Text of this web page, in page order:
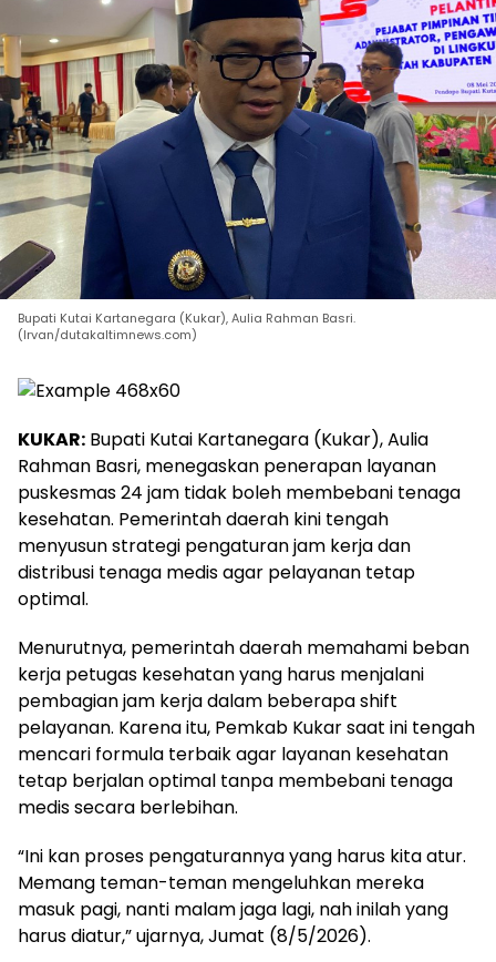
Bupati Kutai Kartanegara (Kukar), Aulia Rahman Basri.
(Irvan/dutakaltimnews.com)
KUKAR: Bupati Kutai Kartanegara (Kukar), Aulia
Rahman Basri, menegaskan penerapan layanan
puskesmas 24 jam tidak boleh membebani tenaga
kesehatan. Pemerintah daerah kini tengah
menyusun strategi pengaturan jam kerja dan
distribusi tenaga medis agar pelayanan tetap
optimal.
Menurutnya, pemerintah daerah memahami beban
kerja petugas kesehatan yang harus menjalani
pembagian jam kerja dalam beberapa shift
pelayanan. Karena itu, Pemkab Kukar saat ini tengah
mencari formula terbaik agar layanan kesehatan
tetap berjalan optimal tanpa membebani tenaga
medis secara berlebihan.
“Ini kan proses pengaturannya yang harus kita atur.
Memang teman-teman mengeluhkan mereka
masuk pagi, nanti malam jaga lagi, nah inilah yang
harus diatur,” ujarnya, Jumat (8/5/2026).